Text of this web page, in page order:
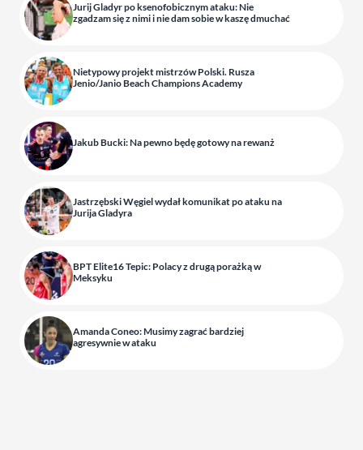
Jurij Gladyr po ksenofobicznym ataku: Nie
zgadzam się z nimi i nie dam sobie w kaszę dmuchać
Nietypowy projekt mistrzów Polski. Rusza
Jenio/Janio Beach Champions Academy
Jakub Bucki: Na pewno będę gotowy na rewanż
Jastrzębski Węgiel wydał komunikat po ataku na
Jurija Gladyra
BPT Elite16 Tepic: Polacy z drugą porażką w
Meksyku
Amanda Coneo: Musimy zagrać bardziej
agresywnie w ataku